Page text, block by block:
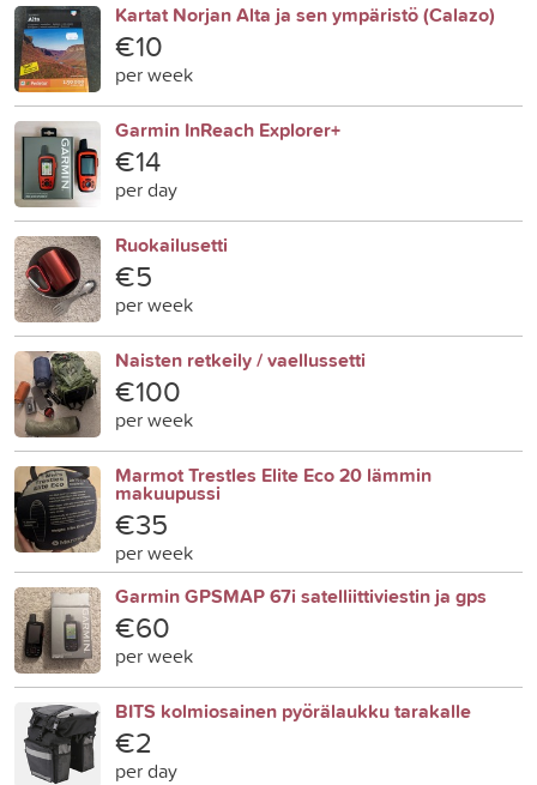
Kartat Norjan Alta ja sen ympäristö (Calazo)
€10
per week
Garmin InReach Explorer+
€14
per day
Ruokailusetti
€5
per week
Naisten retkeily / vaellussetti
€100
per week
Marmot Trestles Elite Eco 20 lämmin
makuupussi
€35
per week
Garmin GPSMAP 67i satelliittiviestin ja gps
€60
per week
BITS kolmiosainen pyörälaukku tarakalle
€2
per day